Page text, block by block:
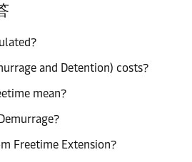
and Detention) costs?
mean?
Freetime Extension?